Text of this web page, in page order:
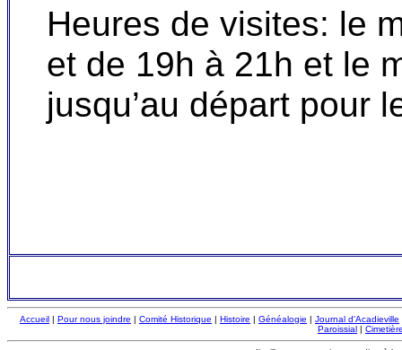
Heures de visites: le
et de 19h à 21h et le
jusqu’au départ pour
Accueil | Pour nous joindre | Comité Historique | Histoire | Généalogie | Journal d'Acadieville
Paroissial |